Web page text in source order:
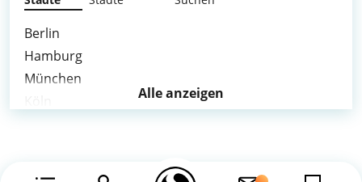
Berlin
Hamburg
München
Alle anzeigen